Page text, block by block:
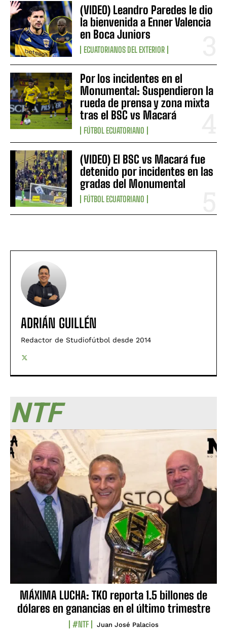
(VIDEO) Leandro Paredes le dio
la bienvenida a Enner Valencia
en Boca Juniors
ECUATORIANOS DEL EXTERIOR
Por los incidentes en el
Monumental: Suspendieron la
rueda de prensa y zona mixta
tras el BSC vs Macará
FÚTBOL ECUATORIANO
(VIDEO) El BSC vs Macará fue
detenido por incidentes en las
gradas del Monumental
FÚTBOL ECUATORIANO
ADRIÁN GUILLÉN
Redactor de Studiofútbol desde 2014
NTF
MÁXIMA LUCHA: TKO reporta 1.5 billones de
dólares en ganancias en el último trimestre
#NTF Juan José Palacios